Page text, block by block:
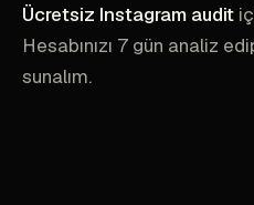
Ücretsiz Instagram audit
Hesabınızı 7 gün analiz
sunalım.